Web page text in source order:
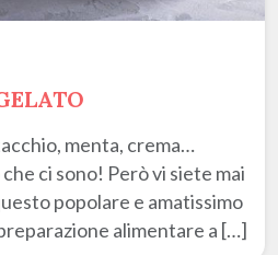
menta, crema…
ci sono! Però vi siete mai
popolare e amatissimo
alimentare a […]